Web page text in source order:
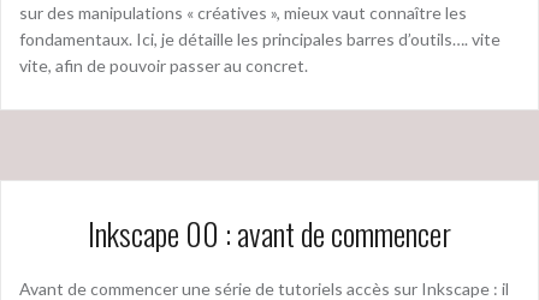
sur des manipulations « créatives », mieux vaut connaître les
fondamentaux. Ici, je détaille les principales barres d’outils…. vite
vite, afin de pouvoir passer au concret.
Inkscape 00 : avant de commencer
Avant de commencer une série de tutoriels accès sur Inkscape : il